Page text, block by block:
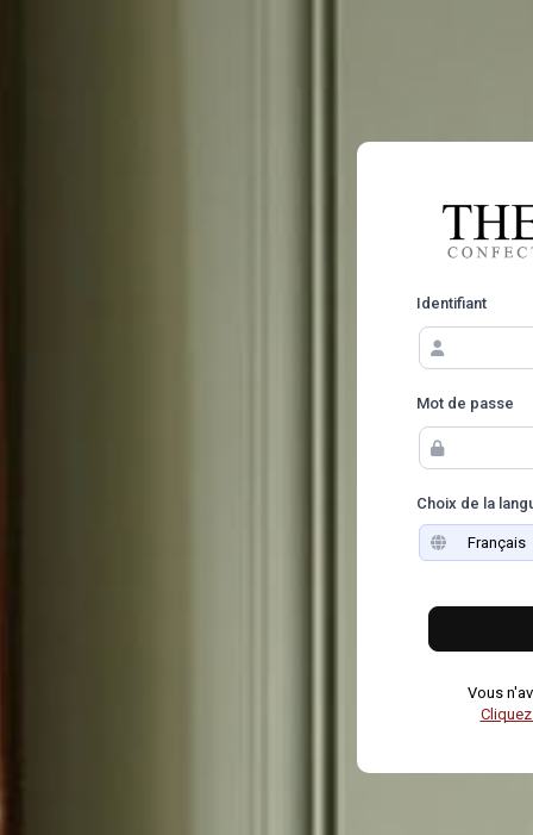
Identifiant
Mot de passe
Choix de la
Vous